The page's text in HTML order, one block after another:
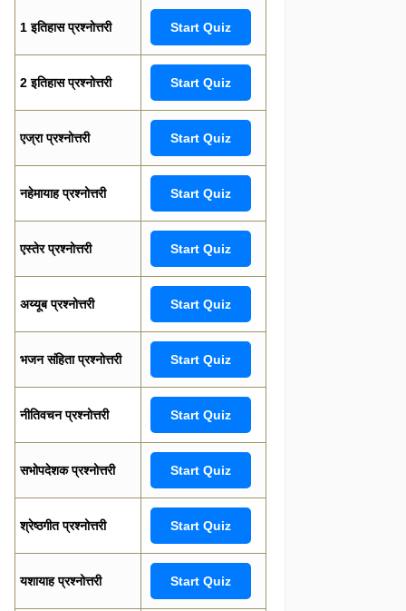
1 इतिहास प्रश्नोत्तरी Start Quiz
2 इतिहास प्रश्नोत्तरी Start Quiz
एज्रा प्रश्नोत्तरी Start Quiz
नहेमायाह प्रश्नोत्तरी Start Quiz
एस्तेर प्रश्नोत्तरी Start Quiz
अय्यूब प्रश्नोत्तरी Start Quiz
भजन संहिता प्रश्नोत्तरी Start Quiz
नीतिवचन प्रश्नोत्तरी Start Quiz
सभोपदेशक प्रश्नोत्तरी Start Quiz
श्रेष्ठगीत प्रश्नोत्तरी Start Quiz
यशायाह प्रश्नोत्तरी Start Quiz